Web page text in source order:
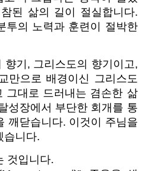
된 삶의 길이 절실합니다.
투의 노력과 훈련이 절박한
향기, 그리스도의 향기이고,
만으로 배경이신 그리스도
그대로 드러내는 겸손한 삶
성장에서 부단한 회개를 통
깨닫습니다. 이것이 주님을
습니다.
것입니다.